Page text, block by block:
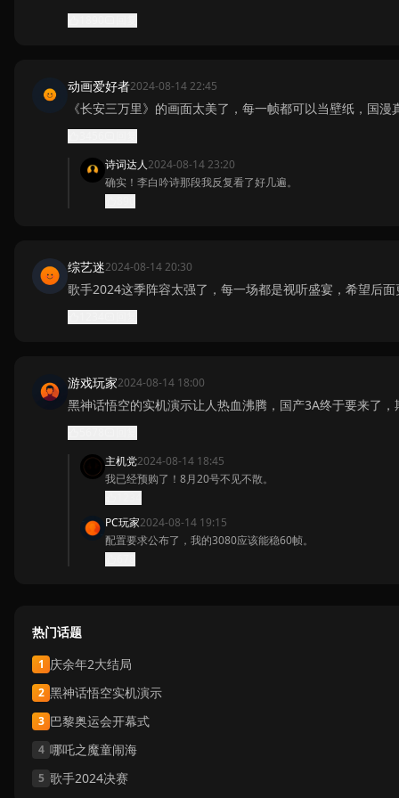
动画爱好者2024-08-14 22:45
《长安三万里》的画面太美了，每一帧都可以当壁纸，国漫
诗词达人2024-08-14 23:20
确实！李白吟诗那段我反复看了好几遍。
综艺迷2024-08-14 20:30
歌手2024这季阵容太强了，每一场都是视听盛宴，希望后面
游戏玩家2024-08-14 18:00
黑神话悟空的实机演示让人热血沸腾，国产3A终于要来了，
主机党2024-08-14 18:45
我已经预购了！8月20号不见不散。
PC玩家2024-08-14 19:15
配置要求公布了，我的3080应该能稳60帧。
热门话题
1 庆余年2大结局
2 黑神话悟空实机演示
3 巴黎奥运会开幕式
4 哪吒之魔童闹海
5 歌手2024决赛